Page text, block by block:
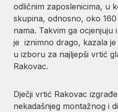
odličnim zaposlenicima, u
skupina, odnosno, oko
nama. Takvim ga ocjenjuju
je iznimno drago, kazala
u izboru za najljepši vrtić
Rakovac.
Dječji vrtić Rakovac
nekadašnjeg montažnog i